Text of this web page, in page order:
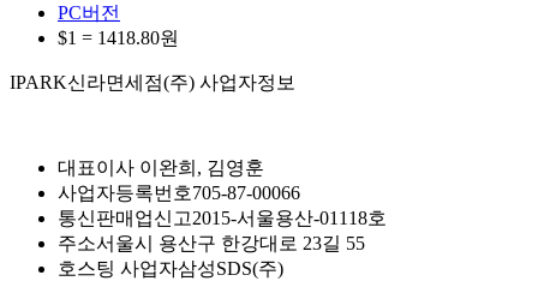
PC버전
$1 = 1418.80원
IPARK신라면세점(주) 사업자정보
대표이사 이완희, 김영훈
사업자등록번호705-87-00066
통신판매업신고2015-서울용산-01118호
주소서울시 용산구 한강대로 23길 55
호스팅 사업자삼성SDS(주)